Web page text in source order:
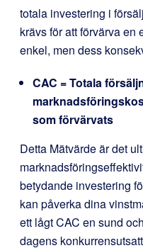
totala investering i
krävs för att förvärva en
enkel, men dess
CAC = Totala
som förvärvats
Detta Mätvärde är det
betydande investering
kan påverka dina
ett lågt CAC en sund
dagens